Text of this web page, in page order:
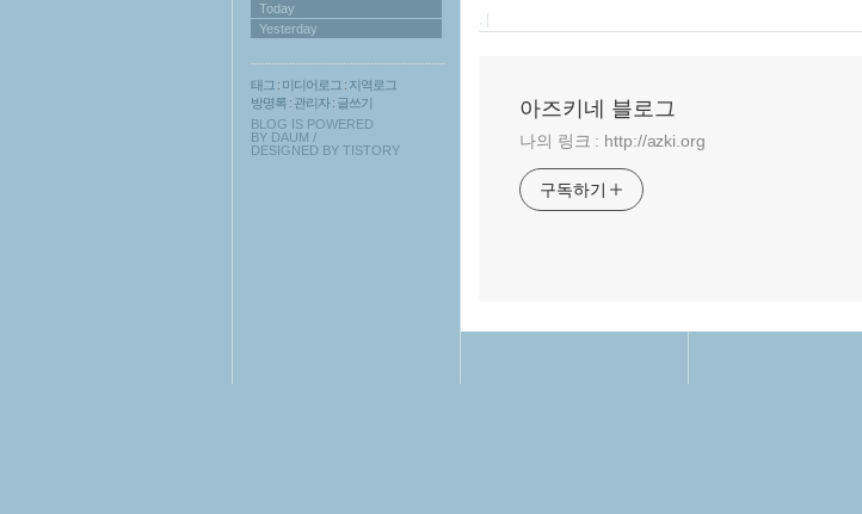
Today
Yesterday
태그 : 미디어로그 : 지역로그
방명록 : 관리자: 글쓰기
BLOG IS POWERED
BY DAUM /
DESIGNED BY TISTORY
, |
아즈키네 블로그
나의 링크 : http://azki.org
구독하기